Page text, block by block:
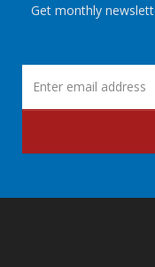
Get monthly